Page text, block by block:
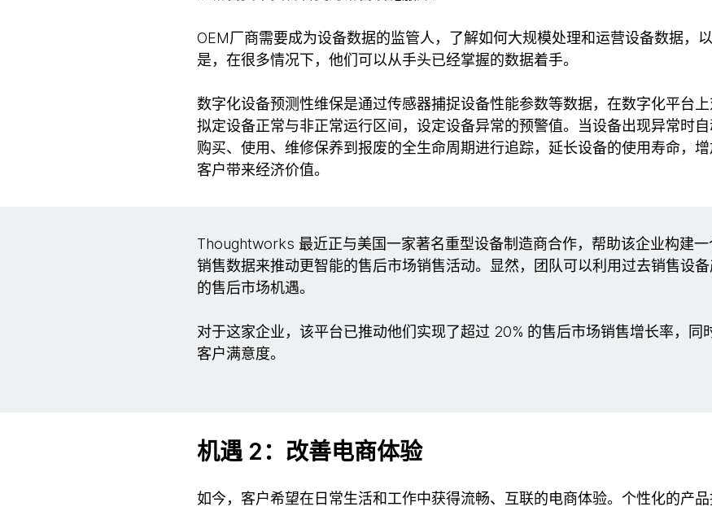
OEM厂商需要成为设备数据的监管人，了解如何大规模处理和运营设备数据，
是，在很多情况下，他们可以从手头已经掌握的数据着手。
数字化设备预测性维保是通过传感器捕捉设备性能参数等数据，在数字化平台上
拟定设备正常与非正常运行区间，设定设备异常的预警值。当设备出现异常时
购买、使用、维修保养到报废的全生命周期进行追踪，延长设备的使用寿命，
客户带来经济价值。
Thoughtworks 最近正与美国一家著名重型设备制造商合作，帮助该企业构建
销售数据来推动更智能的售后市场销售活动。显然，团队可以利用过去销售设
的售后市场机遇。
对于这家企业，该平台已推动他们实现了超过 20% 的售后市场销售增长率，同
客户满意度。
机遇 2：改善电商体验
如今，客户希望在日常生活和工作中获得流畅、互联的电商体验。个性化的产